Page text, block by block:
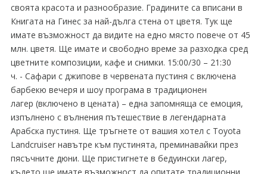
своята красота и разнообразие. Градините са вписани в
Книгата на Гинес за най-дълга стена от цветя. Тук ще
имате възможност да видите на едно място повече от 45
млн. цветя. Ще имате и свободно време за разходка сред
цветните композиции, кафе и снимки. 15:00∕30 – 21:30
ч. - Сафари с джипове в червената пустиня с включена
барбекю вечеря и шоу програма в традиционен
лагер (включено в цената) – една запомняща се емоция,
изпълнено с вълнения пътешествие в легендарната
Арабска пустиня. Ще тръгнете от вашия хотел с Toyota
Landcruiser навътре към пустинята, преминавайки през
пясъчните дюни. Ще пристигнете в бедуински лагер,